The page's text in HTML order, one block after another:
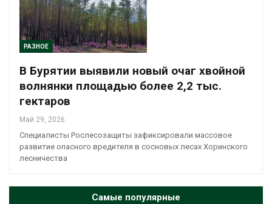
РАЗНОЕ
В Бурятии выявили новый очаг хвойной
волнянки площадью более 2,2 тыс.
гектаров
Май 29, 2026
Специалисты Рослесозащиты зафиксировали массовое
развитие опасного вредителя в сосновых лесах Хоринского
лесничества
Самые популярные